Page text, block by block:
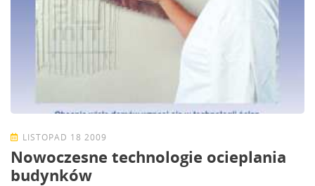
LISTOPAD 18 2009
Nowoczesne technologie ocieplania
budynków